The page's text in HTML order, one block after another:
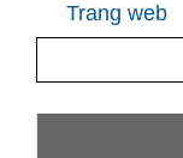
Trang web